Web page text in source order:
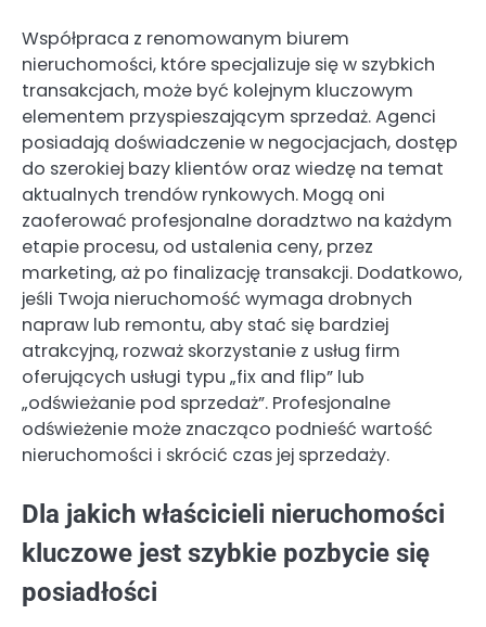
Współpraca z renomowanym biurem
nieruchomości, które specjalizuje się w szybkich
transakcjach, może być kolejnym kluczowym
elementem przyspieszającym sprzedaż. Agenci
posiadają doświadczenie w negocjacjach, dostęp
do szerokiej bazy klientów oraz wiedzę na temat
aktualnych trendów rynkowych. Mogą oni
zaoferować profesjonalne doradztwo na każdym
etapie procesu, od ustalenia ceny, przez
marketing, aż po finalizację transakcji. Dodatkowo,
jeśli Twoja nieruchomość wymaga drobnych
napraw lub remontu, aby stać się bardziej
atrakcyjną, rozważ skorzystanie z usług firm
oferujących usługi typu „fix and flip” lub
„odświeżanie pod sprzedaż”. Profesjonalne
odświeżenie może znacząco podnieść wartość
nieruchomości i skrócić czas jej sprzedaży.
Dla jakich właścicieli nieruchomości
kluczowe jest szybkie pozbycie się
posiadłości